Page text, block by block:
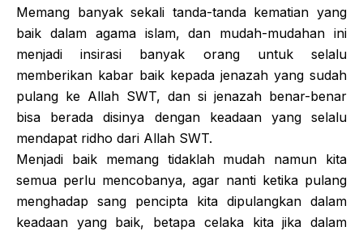
Memang banyak sekali tanda-tanda kematian yang
baik dalam agama islam, dan mudah-mudahan ini
menjadi insirasi banyak orang untuk selalu
memberikan kabar baik kepada jenazah yang sudah
pulang ke Allah SWT, dan si jenazah benar-benar
bisa berada disinya dengan keadaan yang selalu
mendapat ridho dari Allah SWT.
Menjadi baik memang tidaklah mudah namun kita
semua perlu mencobanya, agar nanti ketika pulang
menghadap sang pencipta kita dipulangkan dalam
keadaan yang baik, betapa celaka kita jika dalam